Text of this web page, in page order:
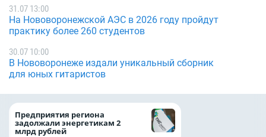
31.07 13:00
На Нововоронежской АЭС в 2026 году пройдут
практику более 260 студентов
30.07 10:00
В Нововоронеже издали уникальный сборник
для юных гитаристов
Предприятия региона
задолжали энергетикам 2
млрд рублей